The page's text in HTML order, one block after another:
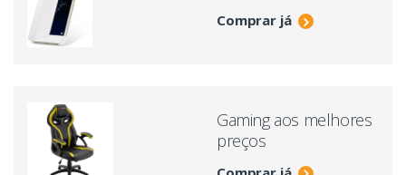
Comprar já
Gaming aos melhores
preços